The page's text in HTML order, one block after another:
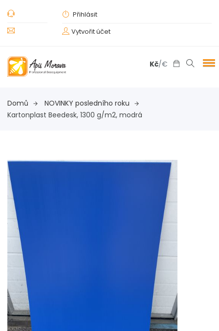
Přihlásit
Vytvořit účet
Kč/€
Domů
NOVINKY posledního roku
Kartonplast Beedesk, 1300 g/m2, modrá